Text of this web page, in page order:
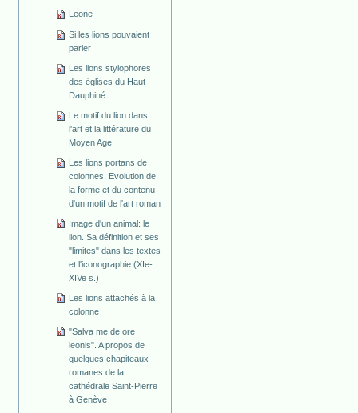
Leone
Si les lions pouvaient
parler
Les lions stylophores
des églises du Haut-
Dauphiné
Le motif du lion dans
l'art et la littérature du
Moyen Age
Les lions portans de
colonnes. Evolution de
la forme et du contenu
d'un motif de l'art roman
Image d'un animal: le
lion. Sa définition et ses
"limites" dans les textes
et l'iconographie (XIe-
XIVe s.)
Les lions attachés à la
colonne
"Salva me de ore
leonis". A propos de
quelques chapiteaux
romanes de la
cathédrale Saint-Pierre
à Genève